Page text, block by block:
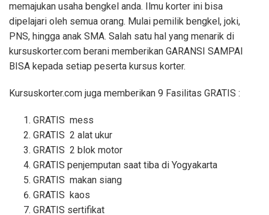
memajukan usaha bengkel anda. Ilmu korter ini bisa
dipelajari oleh semua orang. Mulai pemilik bengkel, joki,
PNS, hingga anak SMA. Salah satu hal yang menarik di
kursuskorter.com berani memberikan GARANSI SAMPAI
BISA kepada setiap peserta kursus korter.
Kursuskorter.com juga memberikan 9 Fasilitas GRATIS :
GRATIS mess
GRATIS 2 alat ukur
GRATIS 2 blok motor
GRATIS penjemputan saat tiba di Yogyakarta
GRATIS makan siang
GRATIS kaos
GRATIS sertifikat